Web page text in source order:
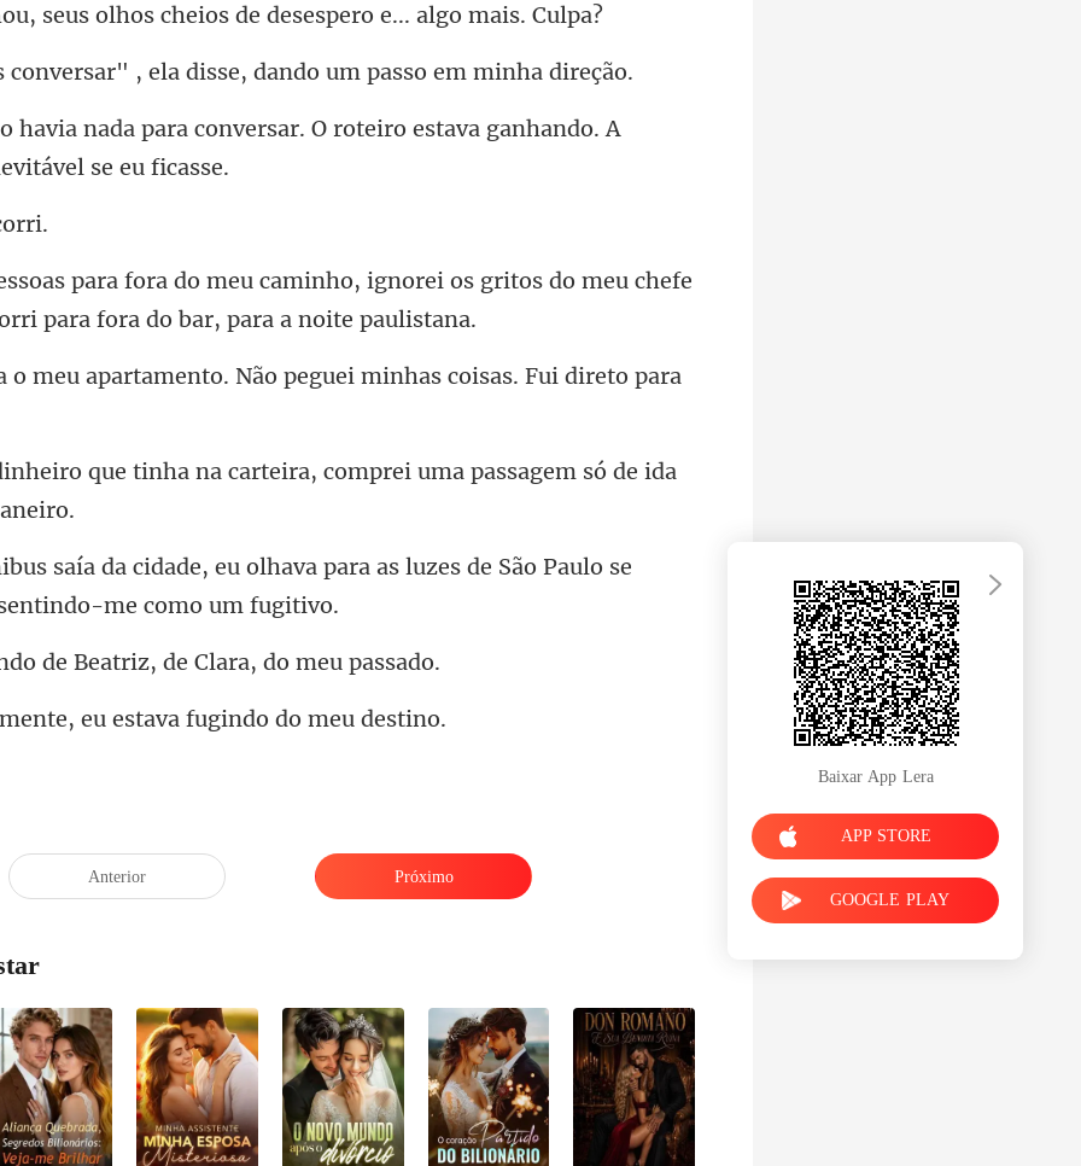
olhos cheios de desespe
r" , ela disse, dando u
rsar. O roteiro estava ganhando. A
ignorei os gritos do meu chefe
nto. Não peguei minhas coisas.
a carteira, comprei uma passagem
hava para as luzes de São Paulo se
de Beatriz, de Cla
e, eu estava fugin
Anterior Próximo
Baixar App Lera
APP STORE
GOOGLE PLAY